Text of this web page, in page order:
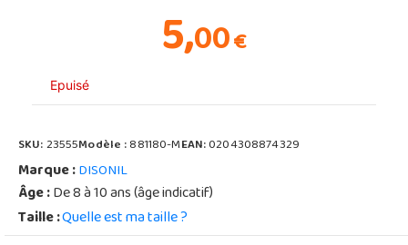
5,00€
Epuisé
SKU:23555Modèle :881180-MEAN:0204308874329
Marque :DISONIL
Âge :De 8 à 10 ans (âge indicatif)
Taille :Quelle est ma taille ?